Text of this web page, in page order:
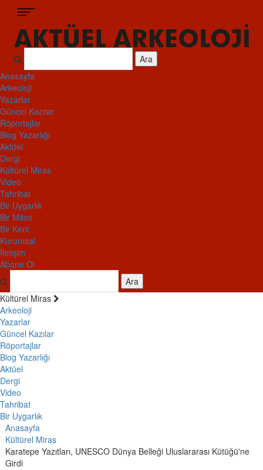
Ara
Anasayfa
Arkeoloji
Yazarlar
Güncel Kazılar
Röportajlar
Blog Yazarlığı
Aktüel
Dergi
Kültürel Miras
Video
Tahribat
Bir Uygarlık
Bir Mitos
Bir Kent
Kurumsal
İletişim
Abone Ol
Ara
Kültürel Miras
Arkeoloji
Yazarlar
Güncel Kazılar
Röportajlar
Blog Yazarlığı
Aktüel
Dergi
Video
Tahribat
Bir Uygarlık
Anasayfa
Kültürel Miras
Karatepe Yazıtları, UNESCO Dünya Belleği Uluslararası Kütüğü'ne
Girdi